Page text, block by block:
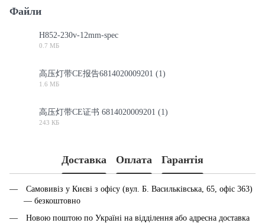
Файли
H852-230v-12mm-spec
0.7 МБ
高压灯带CE报告6814020009201 (1)
1.6 МБ
高压灯带CE证书 6814020009201 (1)
243 КБ
Доставка Оплата Гарантія
Самовивіз у Києві з офісу (вул. Б. Васильківська, 65, офіс 363)
— безкоштовно
Новою поштою по Україні на відділення або адресна доставка